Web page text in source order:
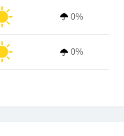
0%
0%